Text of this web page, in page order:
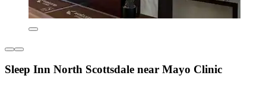
Sleep Inn North Scottsdale near Mayo Clinic